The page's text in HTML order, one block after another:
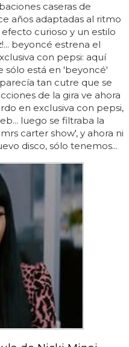
caseras de
años adaptadas al ritmo
curioso y un estilo
beyoncé estrena el
con pepsi: aquí
sólo está en 'beyoncé'
tan cutre que se
de la gira ve ahora
en exclusiva con pepsi,
luego se filtraba la
carter show', y ahora ni
disco, sólo tenemos...